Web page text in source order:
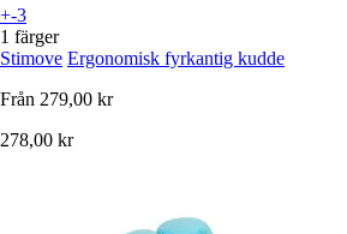
+-3
1 färger
Stimove Ergonomisk fyrkantig kudde
Från 279,00 kr
278,00 kr